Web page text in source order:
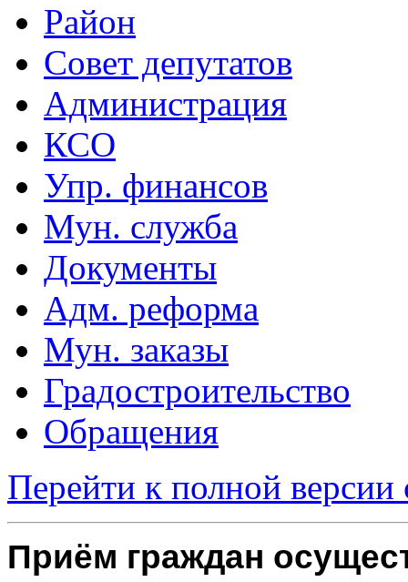
Район
Совет депутатов
Администрация
КСО
Упр. финансов
Мун. служба
Документы
Адм. реформа
Мун. заказы
Градостроительство
Обращения
Перейти к полной версии
Приём граждан